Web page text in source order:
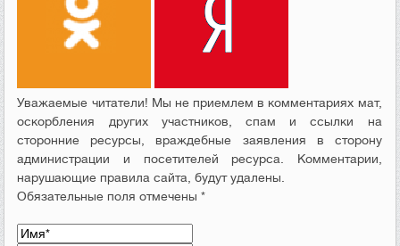
Уважаемые читатели! Мы не приемлем в комментариях мат,
оскорбления других участников, спам и ссылки на
сторонние ресурсы, враждебные заявления в сторону
администрации и посетителей ресурса. Комментарии,
нарушающие правила сайта, будут удалены.
Обязательные поля отмечены *